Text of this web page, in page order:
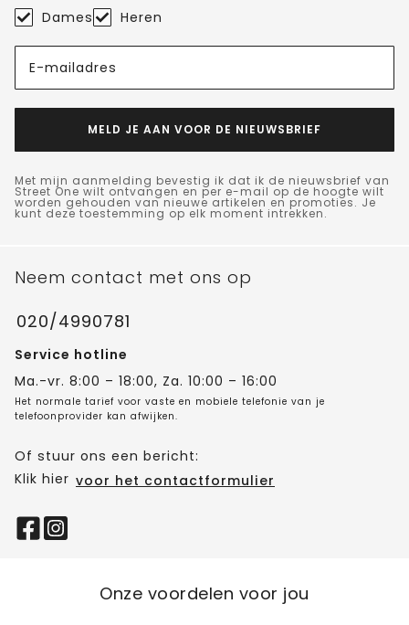
Dames Heren
E-mailadres
MELD JE AAN VOOR DE NIEUWSBRIEF
Met mijn aanmelding bevestig ik dat ik de nieuwsbrief van
Street One wilt ontvangen en per e-mail op de hoogte wilt
worden gehouden van nieuwe artikelen en promoties. Je
kunt deze toestemming op elk moment intrekken.
Neem contact met ons op
020/4990781
Service hotline
Ma.-vr. 8:00 – 18:00, Za. 10:00 – 16:00
Het normale tarief voor vaste en mobiele telefonie van je
telefoonprovider kan afwijken.
Of stuur ons een bericht:
Klik hier voor het contactformulier
Onze voordelen voor jou